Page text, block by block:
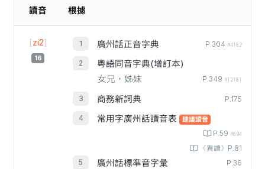
讀音 根據
[zi2]
16
廣州話正音字典 P.304 #4182
粵語同音字典(增訂本)
女兄，姊妹
P.349 #12181
商務新詞典 P.175
常用字廣州話讀音表 建議讀音
P.59 #894
〈異讀〉P.81
廣州話標準音字彙 P.36